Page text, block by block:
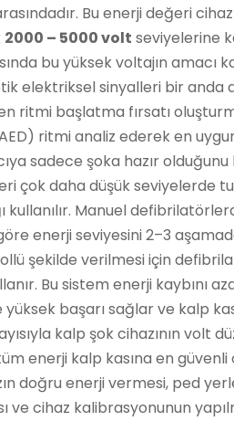
Bu enerji değeri
2000 – 5000 volt seviyelerine
bu yüksek voltajın amacı
elektriksel sinyalleri bir anda
ritmi başlatma fırsatı
ritmi analiz ederek en
sadece şoka hazır
çok daha düşük seviyelerde
kullanılır. Manuel
enerji seviyesini 2–3
şekilde verilmesi için
Bu sistem enerji kaybını
başarı sağlar ve kalp
kalp şok cihazının volt
enerji kalp kasına en güvenli
doğru enerji vermesi, ped
ve cihaz kalibrasyonunun